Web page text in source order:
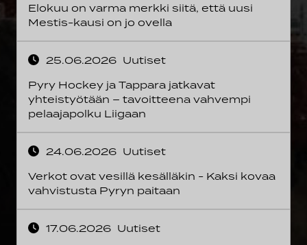
Elokuu on varma merkki siitä, että uusi
Mestis-kausi on jo ovella
25.06.2026 Uutiset
Pyry Hockey ja Tappara jatkavat
yhteistyötään – tavoitteena vahvempi
pelaajapolku Liigaan
24.06.2026 Uutiset
Verkot ovat vesillä kesälläkin - Kaksi kovaa
vahvistusta Pyryn paitaan
17.06.2026 Uutiset